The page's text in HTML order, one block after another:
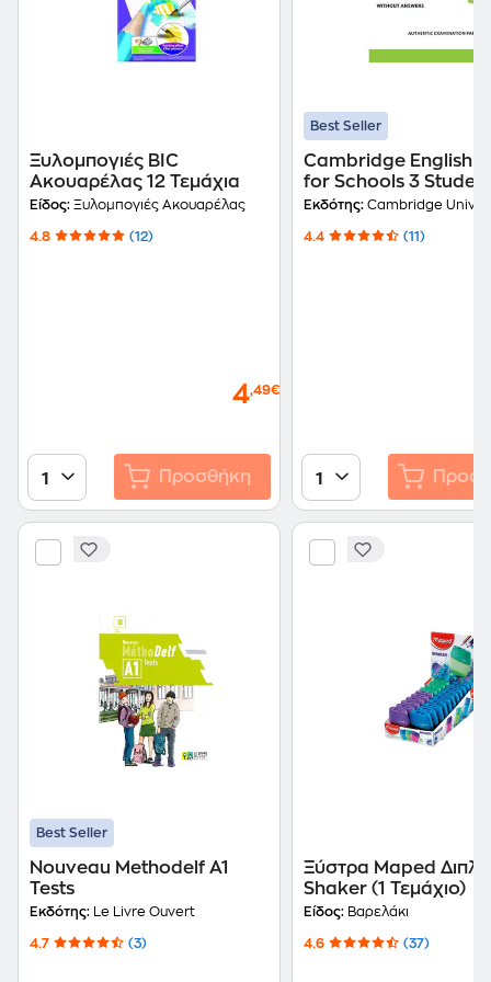
Ξυλομπογιές BIC
Ακουαρέλας 12 Τεμάχια
Είδος: Ξυλομπογιές Ακουαρέλας
4.8 (12)
4,49€
1 Προσθήκη
Best Seller
Cambridge English
for Schools 3
Book without
Εκδότης: Cambridge
4.4 (11)
1
Best Seller
Nouveau Methodelf A1
Tests
Εκδότης: Le Livre Ouvert
4.7 (3)
Ξύστρα Maped Διπλή
Shaker (1 Τεμάχιο)
Είδος: Βαρελάκι
4.6 (37)